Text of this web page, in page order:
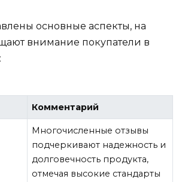
основные аспекты, на
внимание покупатели в
Комментарий
Многочисленные отзывы
подчеркивают надежность и
долговечность продукта,
отмечая высокие стандарты